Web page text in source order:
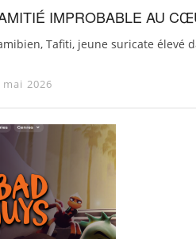
IMPROBABLE AU
Tafiti, jeune suricate élevé
mai 2026